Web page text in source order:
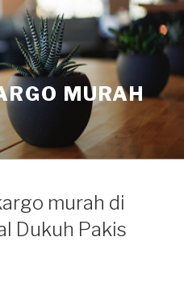
MURAH
murah di
Dukuh Pakis